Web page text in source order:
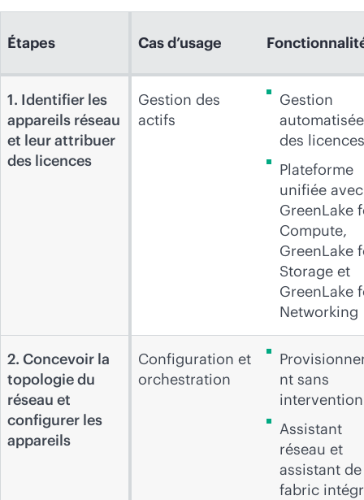
Étapes Cas d’usage
1. Identifier les
appareils réseau
et leur attribuer
des licences
Gestion des
actifs
Gestion
automatisée
des licences
Plateforme
unifiée avec
GreenLake
Compute,
GreenLake
Storage et
GreenLake
Networking
2. Concevoir la
topologie du
réseau et
configurer les
appareils
Configuration et
orchestration
nt sans
intervention
Assistant
réseau et
assistant de
fabric